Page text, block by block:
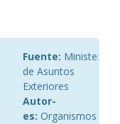
Fuente: Ministerio
de Asuntos
Exteriores
Autor-
es: Organismos